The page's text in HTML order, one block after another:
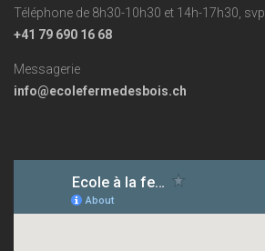
Téléphone de 8h30-10h30 et 14h-17h30, svp
+41 79 690 16 68
Messagerie
info@ecolefermedesbois.ch